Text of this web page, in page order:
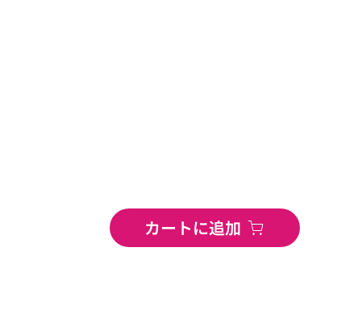
カートに追加